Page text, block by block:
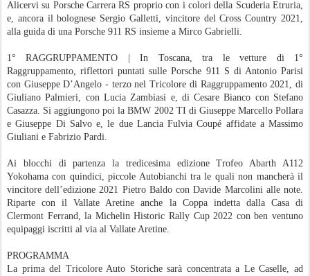
Alicervi su Porsche Carrera RS proprio con i colori della Scuderia Etruria,
e, ancora il bolognese Sergio Galletti, vincitore del Cross Country 2021,
alla guida di una Porsche 911 RS insieme a Mirco Gabrielli.
1° RAGGRUPPAMENTO | In Toscana, tra le vetture di 1°
Raggruppamento, riflettori puntati sulle Porsche 911 S di Antonio Parisi
con Giuseppe D’Angelo - terzo nel Tricolore di Raggruppamento 2021, di
Giuliano Palmieri, con Lucia Zambiasi e, di Cesare Bianco con Stefano
Casazza. Si aggiungono poi la BMW 2002 TI di Giuseppe Marcello Pollara
e Giuseppe Di Salvo e, le due Lancia Fulvia Coupé affidate a Massimo
Giuliani e Fabrizio Pardi.
Ai blocchi di partenza la tredicesima edizione Trofeo Abarth A112
Yokohama con quindici, piccole Autobianchi tra le quali non mancherà il
vincitore dell’edizione 2021 Pietro Baldo con Davide Marcolini alle note.
Riparte con il Vallate Aretine anche la Coppa indetta dalla Casa di
Clermont Ferrand, la Michelin Historic Rally Cup 2022 con ben ventuno
equipaggi iscritti al via al Vallate Aretine.
PROGRAMMA
La prima del Tricolore Auto Storiche sarà concentrata a Le Caselle, ad